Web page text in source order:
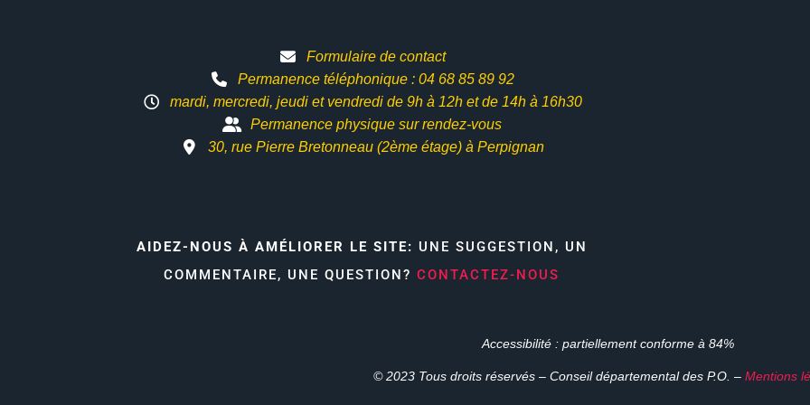
Formulaire de contact
Permanence téléphonique : 04 68 85 89 92
mardi, mercredi, jeudi et vendredi de 9h à 12h etde 14h à 16h30
Permanence physique sur rendez-vous
30, rue Pierre Bretonneau (2ème étage) à Perpignan
AIDEZ-NOUS À AMÉLIORER LE SITE: UNE SUGGESTION, UN
COMMENTAIRE, UNE QUESTION? CONTACTEZ-NOUS
Accessibilité : partiellement conforme à 84%
© 2023 Tous droits réservés – Conseil départemental des P.O. – Mentions